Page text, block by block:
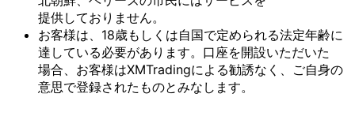
提供しておりません。
お客様は、 18歳も しくは自国で定められる法定年齢に
達している必要があります。 口座を開設いただいた
場合、 お客様はXMTradingによる勧誘なく、 ご自身の
意思で登録された ものとみなします。